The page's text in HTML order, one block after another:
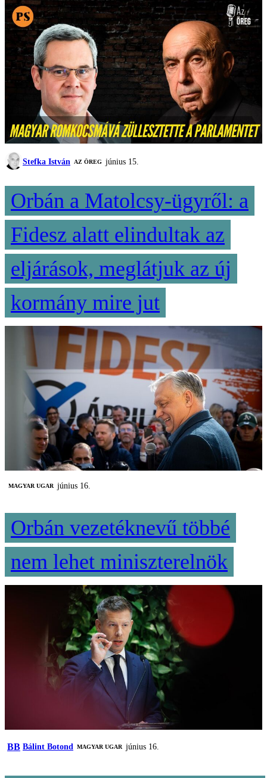
Stefka István AZ ÖREG június 15.
Orbán a Matolcsy-ügyről: a
Fidesz alatt elindultak az
eljárások, meglátjuk az új
kormány mire jut
MAGYAR UGAR június 16.
Orbán vezetéknevű többé
nem lehet miniszterelnök
BB Bálint Botond MAGYAR UGAR június 16.